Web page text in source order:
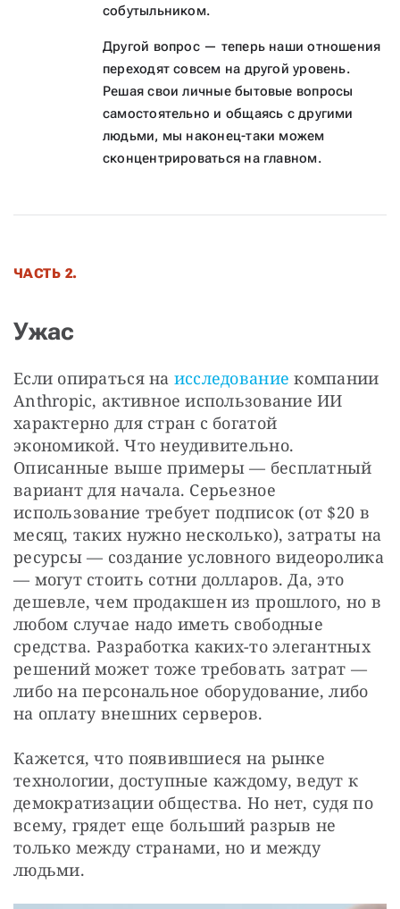
собутыльником.
Другой вопрос — теперь наши отношения
переходят совсем на другой уровень.
Решая свои личные бытовые вопросы
самостоятельно и общаясь с другими
людьми, мы наконец-таки можем
сконцентрироваться на главном.
ЧАСТЬ 2.
Ужас
Если опираться на исследование компании
Anthropic, активное использование ИИ
характерно для стран с богатой
экономикой. Что неудивительно.
Описанные выше примеры — бесплатный
вариант для начала. Серьезное
использование требует подписок (от $20 в
месяц, таких нужно несколько), затраты на
ресурсы — создание условного видеоролика
— могут стоить сотни долларов. Да, это
дешевле, чем продакшен из прошлого, но в
любом случае надо иметь свободные
средства. Разработка каких-то элегантных
решений может тоже требовать затрат —
либо на персональное оборудование, либо
на оплату внешних серверов.
Кажется, что появившиеся на рынке
технологии, доступные каждому, ведут к
демократизации общества. Но нет, судя по
всему, грядет еще больший разрыв не
только между странами, но и между
людьми.